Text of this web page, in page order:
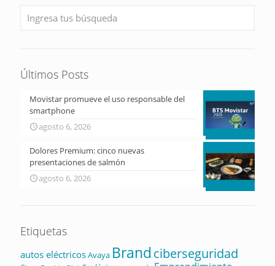
Últimos Posts
Movistar promueve el uso responsable del
smartphone
agosto 6, 2026
Dolores Premium: cinco nuevas
presentaciones de salmón
agosto 6, 2026
Etiquetas
autos eléctricosAvaya Brandciberseguridad